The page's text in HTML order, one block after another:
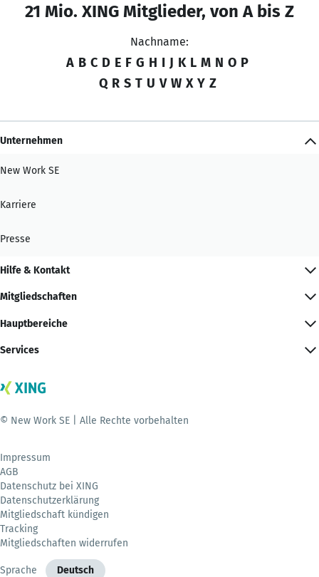
21 Mio. XING Mitglieder, von A bis Z
Nachname:
A B C D E F G H I J K L M N O P
Q R S T U V W X Y Z
Unternehmen
New Work SE
Karriere
Presse
Hilfe & Kontakt
Mitgliedschaften
Hauptbereiche
Services
© New Work SE | Alle Rechte vorbehalten
Impressum
AGB
Datenschutz bei XING
Datenschutzerklärung
Mitgliedschaft kündigen
Tracking
Mitgliedschaften widerrufen
Sprache Deutsch